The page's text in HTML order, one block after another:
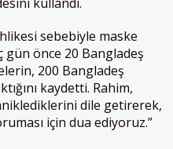
sebebiyle maske
gün önce 20 Bangladeş
200 Bangladeş
kaydetti. Rahim,
dile getirerek,
için dua ediyoruz.”